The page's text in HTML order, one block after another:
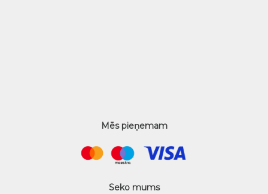
Mēs pieņemam
Seko mums